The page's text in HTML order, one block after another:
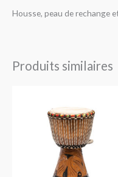
Housse, peau de rechange
Produits similaires